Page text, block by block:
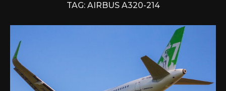
TAG: AIRBUS A320-214